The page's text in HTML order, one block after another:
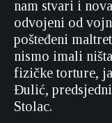
nam stvari i
odvojeni od
pošteđeni
nismo imali
fizičke torture,
Đulić,
Stolac.